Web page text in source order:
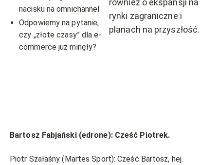
nacisku na omnichannel
Odpowiemy na pytanie,
czy „złote czasy” dla e-
commerce już minęły?
również o ekspansji na
rynki zagraniczne i
planach na przyszłość.
Bartosz Fabjański (edrone): Cześć Piotrek.
Piotr Szałaśny (Martes Sport): Cześć Bartosz, hej.